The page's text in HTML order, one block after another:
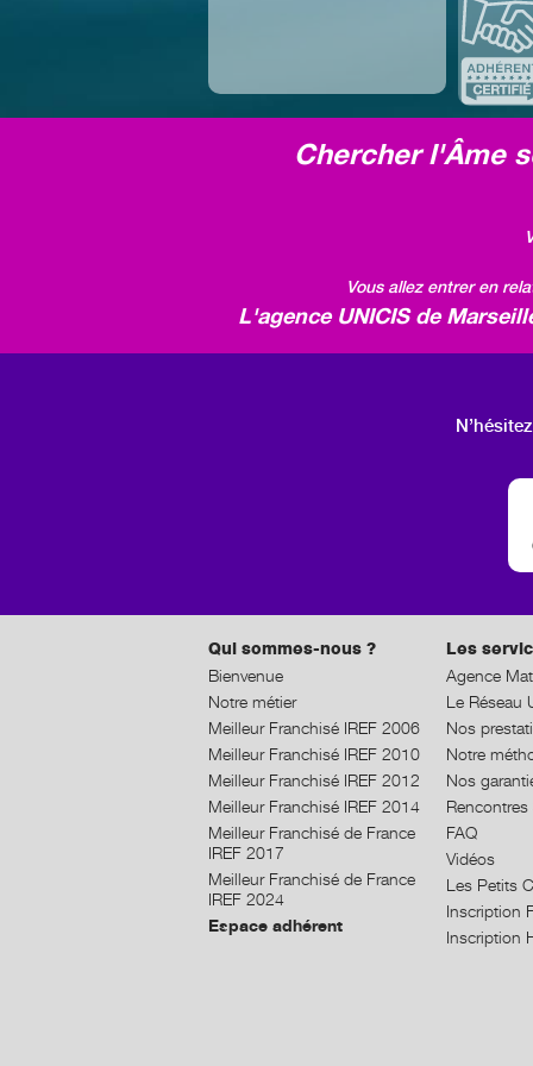
Chercher l'Âme
Vous allez entrer en
L'agence UNICIS de
Qui sommes-nous ?
Bienvenue
Notre métier
Meilleur Franchisé IREF 2006
Meilleur Franchisé IREF 2010
Meilleur Franchisé IREF 2012
Meilleur Franchisé IREF 2014
Meilleur Franchisé de France
IREF 2017
Meilleur Franchisé de France
IREF 2024
Espace adhérent
Les
Agence
Le Réseau
Nos
Notre
Nos
FAQ
Vidéos
Les Petits
Inscription
Inscription